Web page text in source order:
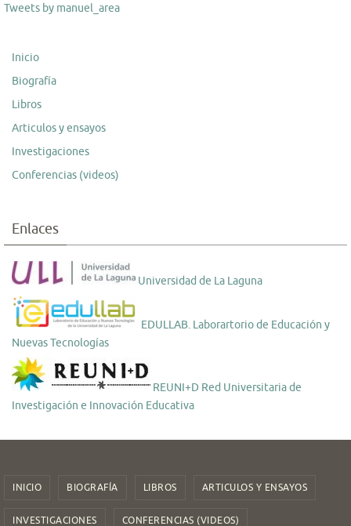
Tweets by manuel_area
Inicio
Biografía
Libros
Articulos y ensayos
Investigaciones
Conferencias (videos)
Enlaces
Universidad de La Laguna
EDULLAB. Laborartorio de Educación y
Nuevas Tecnologías
REUNI+D Red Universitaria de
Investigación e Innovación Educativa
INICIO BIOGRAFÍA LIBROS ARTICULOS Y ENSAYOS
INVESTIGACIONES CONFERENCIAS (VIDEOS)